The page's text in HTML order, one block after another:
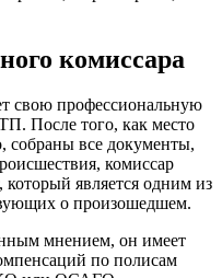
комиссара
свою профессиональную
После того, как место
собраны все документы,
комиссар
который является одним из
о произошедшем.
мнением, он имеет
по полисам